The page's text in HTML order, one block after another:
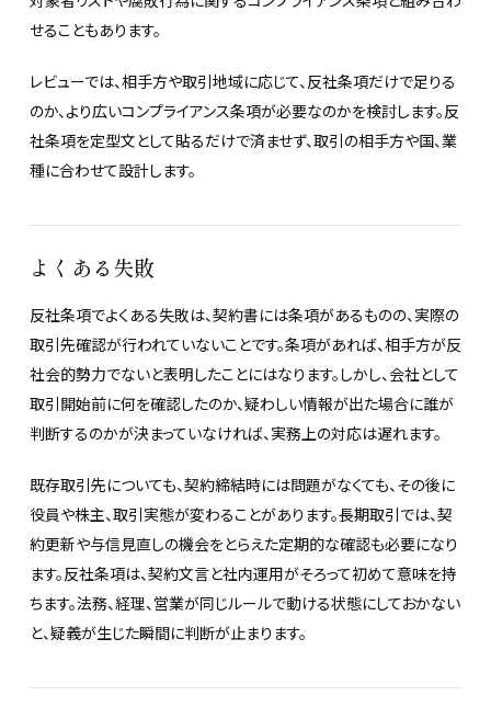
せることもあります。
レビューでは、相手方や取引地域に応じて、反社条項だけで足りる
のか、より広いコンプライアンス条項が必要なのかを検討します。反
社条項を定型文として貼るだけで済ませず、取引の相手方や国、業
種に合わせて設計します。
よくある失敗
反社条項でよくある失敗は、契約書には条項があるものの、実際の
取引先確認が行われていないことです。条項があれば、相手方が反
社会的勢力でないと表明したことにはなります。しかし、会社として
取引開始前に何を確認したのか、疑わしい情報が出た場合に誰が
判断するのかが決まっていなければ、実務上の対応は遅れます。
既存取引先についても、契約締結時には問題がなくても、その後に
役員や株主、取引実態が変わることがあります。長期取引では、契
約更新や与信見直しの機会をとらえた定期的な確認も必要になり
ます。反社条項は、契約文言と社内運用がそろって初めて意味を持
ちます。法務、経理、営業が同じルールで動ける状態にしておかない
と、疑義が生じた瞬間に判断が止まります。